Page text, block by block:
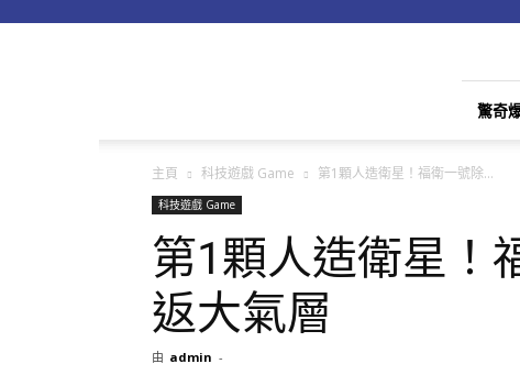
驚奇
主頁 科技遊戲 Game 第1顆人造衛星！福衛一號除...
科技遊戲 Game
第1顆人造衛星！
返大氣層
由 admin -